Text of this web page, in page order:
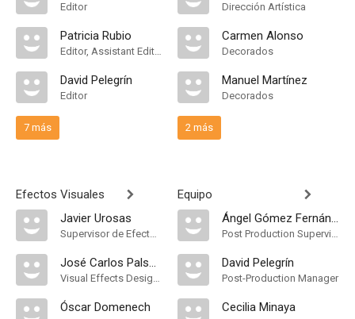
Editor
Patricia Rubio
Editor, Assistant Editor
David Pelegrín
Editor
7 más
Efectos Visuales
Javier Urosas
Supervisor de Efectos Visuales
José Carlos Palsalobre
Visual Effects Designer
Óscar Domenech
Dirección Artística
Carmen Alonso
Decorados
Manuel Martínez
Decorados
2 más
Equipo
Ángel Gómez Fernández
Post Production Supervisor
David Pelegrín
Post-Production Manager
Cecilia Minaya